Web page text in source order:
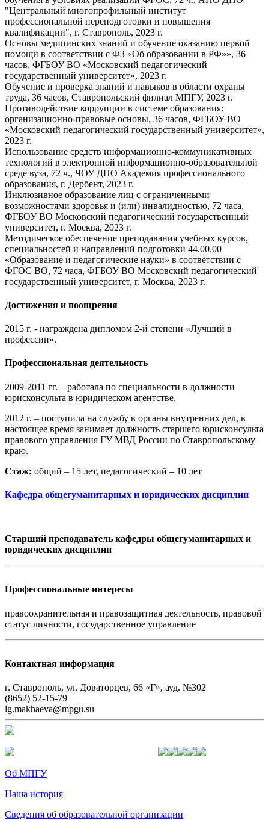
"Центральный многопрофильный институт
профессиональной переподготовки и повышения
квалификации", г. Ставрополь, 2023 г.
Основы медицинских знаний и обучение оказанию первой
помощи в соответствии с ФЗ «Об образовании в РФ»», 36
часов, ФГБОУ ВО «Московский педагогический
государственный университет», 2023 г.
Обучение и проверка знаний и навыков в области охраны
труда, 36 часов, Ставропольский филиал МПГУ, 2023 г.
Противодействие коррупции в системе образования:
организационно-правовые основы, 36 часов, ФГБОУ ВО
«Московский педагогический государственный университет»,
2023 г.
Использование средств информационно-коммуникативных
технологий в электронной информационно-образовательной
среде вуза, 72 ч., ЧОУ ДПО Академия профессионального
образования, г. Дербент, 2023 г.
Инклюзивное образование лиц с ограниченными
возможностями здоровья и (или) инвалидностью, 72 часа,
ФГБОУ ВО Московский педагогический государственный
университет, г. Москва, 2023 г.
Методическое обеспечение преподавания учебных курсов,
специальностей и направлений подготовки 44.00.00
«Образование и педагогические науки» в соответствии с
ФГОС ВО, 72 часа, ФГБОУ ВО Московский педагогический
государственный университет, г. Москва, 2023 г.
Достижения и поощрения
2015 г. - награждена дипломом 2-й степени «Лучший в
профессии».
Профессиональная деятельность
2009-2011 гг. – работала по специальности в должности
юрисконсульта в юридическом агентстве.
2012 г. – поступила на службу в органы внутренних дел, в
настоящее время занимает должность старшего юрисконсульта
правового управления ГУ МВД России по Ставропольскому
краю.
Стаж: общий – 15 лет, педагогический – 10 лет
Кафедра общегуманитарных и юридических дисциплин
Старший преподаватель кафедры общегуманитарных и
юридических дисциплин
Профессиональные интересы
правоохранительная и правозащитная деятельность, правовой
статус личности, государственное управление
Контактная информация
г. Ставрополь, ул. Доваторцев, 66 «Г», ауд. №302
(8652) 52-15-79
lg.makhaeva@mpgu.su
Об МПГУ
Наша история
Сведения об образовательной организации